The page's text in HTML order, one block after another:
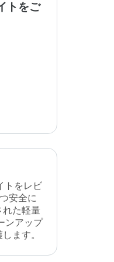
トをご
トをレビ
安全に
れた軽量
ンアップ
ます。